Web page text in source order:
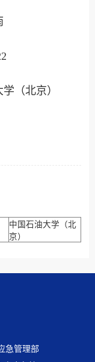
（北京）
中国石油大学（北
京）
急管理部